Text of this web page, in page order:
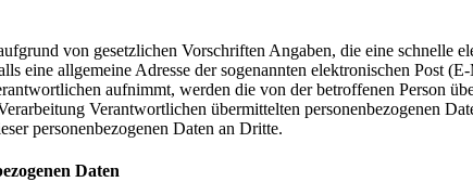
von gesetzlichen Vorschriften Angaben, die eine schnelle
eine allgemeine Adresse der sogenannten elektronischen Post
aufnimmt, werden die von der betroffenen Person
Verantwortlichen übermittelten personenbezogenen
personenbezogenen Daten an Dritte.
Daten